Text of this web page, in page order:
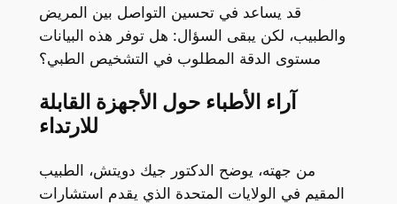
قد يساعد في تحسين التواصل بين المريض
والطبيب، لكن يبقى السؤال: هل توفر هذه البيانات
مستوى الدقة المطلوب في التشخيص الطبي؟
آراء الأطباء حول الأجهزة القابلة
للارتداء
من جهته، يوضح الدكتور جيك دويتش، الطبيب
المقيم في الولايات المتحدة الذي يقدم استشارات